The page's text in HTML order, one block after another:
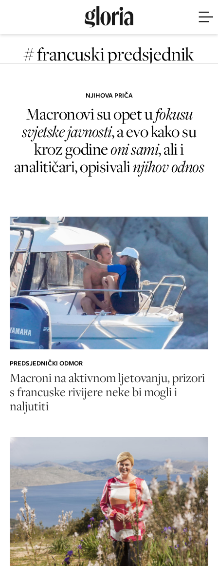
# francuski predsjednik
NJIHOVA PRIČA
Macronovi su opet ufokusu
svjetske javnosti, a evo kako su
kroz godineoni sami, ali i
analitičari, opisivalinjihov odnos
PREDSJEDNIČKI ODMOR
Macroni na aktivnom ljetovanju, prizori
s francuske rivijere neke bi mogli i
naljutiti